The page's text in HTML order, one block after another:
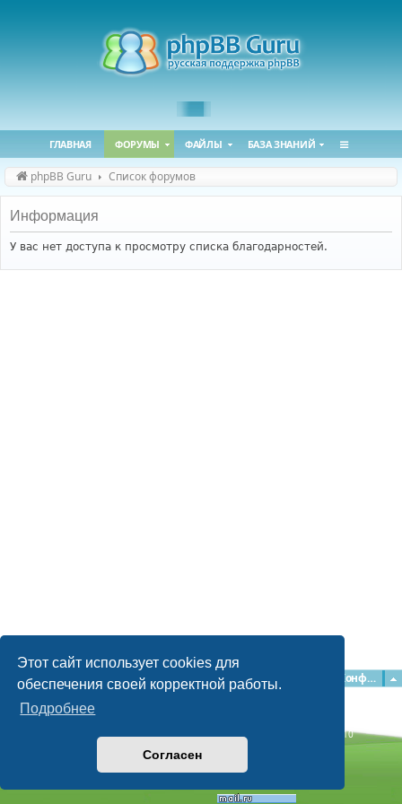
Этот сайт использует cookies для
обеспечения своей корректной работы.
Подробнее
Согласен
ГЛАВНАЯ ФОРУМЫ ФАЙЛЫ БАЗА ЗНАНИЙ
phpBB Guru Список форумов
Информация
У вас нет доступа к просмотру списка благодарностей.
Главная Форумы Конфиденциальность
Наша команда
Time: 0.081s| Peak Memory Usage: 2.15 МБ | GZIP: Off |
Queries: 10
© phpBB Guru, 2004—2026
Powered by
Style byArtodia